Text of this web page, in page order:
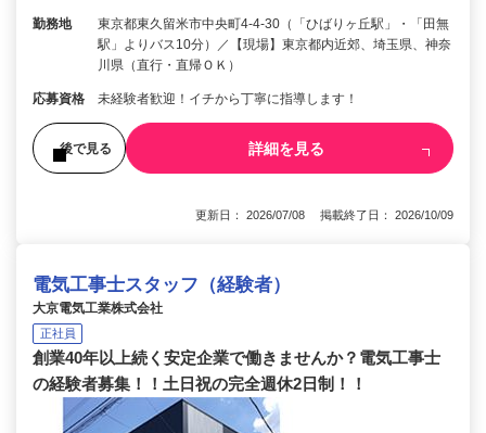
勤務地
東京都東久留米市中央町4-4-30（「ひばりヶ丘駅」・「田無
駅」よりバス10分）／【現場】東京都内近郊、埼玉県、神奈
川県（直行・直帰ＯＫ）
応募資格 未経験者歓迎！イチから丁寧に指導します！
後で見る 詳細を見る
更新日： 2026/07/08 掲載終了日： 2026/10/09
電気工事士スタッフ（経験者）
大京電気工業株式会社
正社員
創業40年以上続く安定企業で働きませんか？電気工事士
の経験者募集！！土日祝の完全週休2日制！！